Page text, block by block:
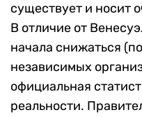
существует и носит
В отличие от
начала снижаться
независимых
официальная
реальности.